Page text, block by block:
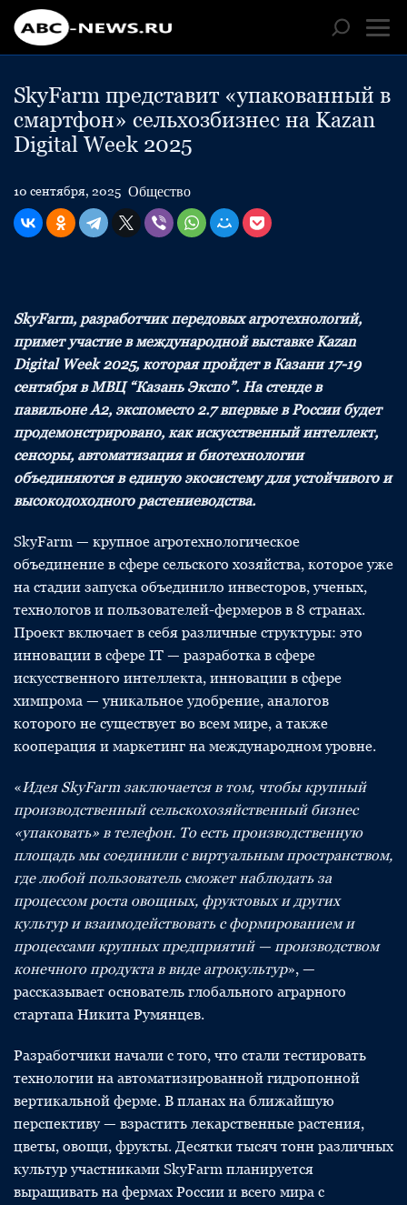
SkyFarm представит «упакованный в
смартфон» сельхозбизнес на Kazan
Digital Week 2025
10 сентября, 2025 Общество
SkyFarm, разработчик передовых агротехнологий,
примет участие в международной выставке Kazan
Digital Week 2025, которая пройдет в Казани 17-19
сентября в МВЦ “Казань Экспо”. На стенде в
павильоне А2, экспоместо 2.7 впервые в России будет
продемонстрировано, как искусственный интеллект,
сенсоры, автоматизация и биотехнологии
объединяются в единую экосистему для устойчивого и
высокодоходного растениеводства.
SkyFarm — крупное агротехнологическое
объединение в сфере сельского хозяйства, которое уже
на стадии запуска объединило инвесторов, ученых,
технологов и пользователей-фермеров в 8 странах.
Проект включает в себя различные структуры: это
инновации в сфере IT — разработка в сфере
искусственного интеллекта, инновации в сфере
химпрома — уникальное удобрение, аналогов
которого не существует во всем мире, а также
кооперация и маркетинг на международном уровне.
«Идея SkyFarm заключается в том, чтобы крупный
производственный сельскохозяйственный бизнес
«упаковать» в телефон. То есть производственную
площадь мы соединили с виртуальным пространством,
где любой пользователь сможет наблюдать за
процессом роста овощных, фруктовых и других
культур и взаимодействовать с формированием и
процессами крупных предприятий — производством
конечного продукта в виде агрокультур», —
рассказывает основатель глобального аграрного
стартапа Никита Румянцев.
Разработчики начали с того, что стали тестировать
технологии на автоматизированной гидропонной
вертикальной ферме. В планах на ближайшую
перспективу — взрастить лекарственные растения,
цветы, овощи, фрукты. Десятки тысяч тонн различных
культур участниками SkyFarm планируется
выращивать на фермах России и всего мира с